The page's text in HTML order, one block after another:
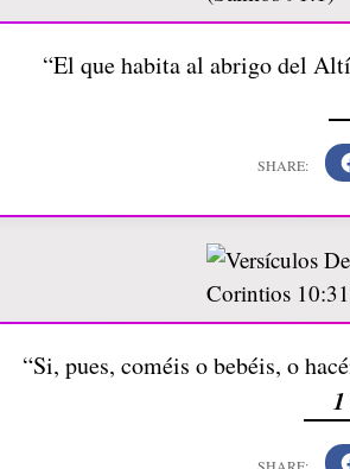
“El que habita al abrigo del
“Si, pues, coméis o bebéis, o